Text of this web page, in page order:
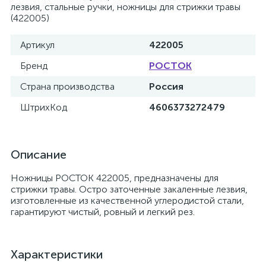
лезвия, стальные ручки, ножницы для стрижки травы
(422005)
Артикул
422005
Бренд
РОСТОК
Страна производства
Россия
ШтрихКод
4606373272479
Описание
Ножницы РОСТОК 422005, предназначены для
стрижки травы. Остро заточенные закаленные лезвия,
изготовленные из качественной углеродистой стали,
гарантируют чистый, ровный и легкий рез.
Характеристики